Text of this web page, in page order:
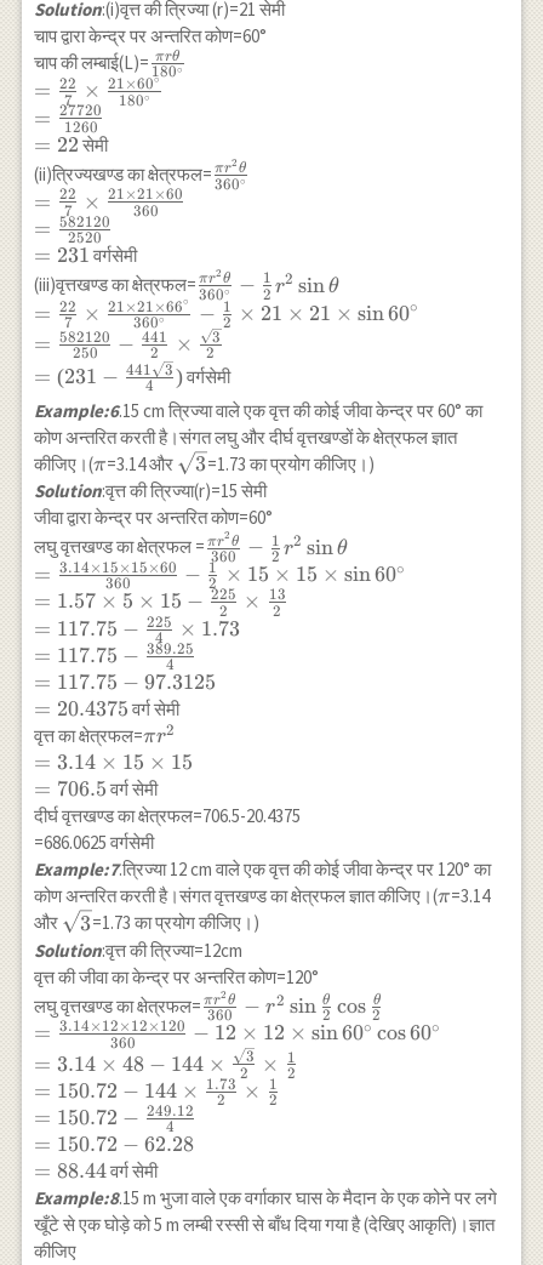
\times 100}
{4}-50 \\
Solution:(i)वृत्त की त्रिज्या (r)=21 सेमी
चाप द्वारा केन्द्र पर अन्तरित कोण=60°
चाप की लम्बाई(L)=\frac{\pi r
\theta}
{7} \times
\frac{21
\times
{180^{\circ}}
\\
=\frac{27720}
{1260} \\ =22
180∘
πrθ
= 7
22 × 180∘
21 ×60∘
= 1260
27720
= 22 सेमी
(ii)त्रिज्यखण्ड का क्षेत्रफल=\frac{\pi r^2
\theta}
\frac{22}{7}
\times
\frac{21
\times 21
\times 60}
{360} \\ =
\frac{582120}
{2520} \\ =
231
360∘
πr2 θ
= 7
22 × 360
21 ×21 ×60
= 2520
582120
= 231 वर्गसेमी
(iii)वृत्तखण्ड का क्षेत्रफल=\frac{\pi r^2
\theta}
{360^{\circ}}-
\frac{1}{2} r^2
\sin \theta \\
= \frac{22}{7}
\times \frac{21
\times 21
\times
66^{\circ}}
{360^{\circ}}-
\frac{1}{2}
\times 21
\times 21
\times \sin
\frac{582120}
{2} \\ =
\frac{441
\sqrt{3}}
{4}\right)
360∘
πr2 θ − 2
1 r2 sinθ
= 7
22 × 360∘
21 ×21 ×66∘ − 2
1 × 21 × 21 × sin60∘
= 250
582120 − 2
441 × 2
3
= (231 − 4
441 3 )वर्गसेमी
Example:6.15 cm त्रिज्या वाले एक वृत्त की कोई जीवा केन्द्र पर 60° का
कोण अन्तरित करती है।संगत लघु और दीर्घ वृत्तखण्डों के क्षेत्रफल ज्ञात
कीजिए।(\pi
π=3.14 और \sqrt{3}
3=1.73 का प्रयोग कीजिए।)
Solution:वृत्त की त्रिज्या(r)=15 सेमी
जीवा द्वारा केन्द्र पर अन्तरित कोण=60°
लघु वृत्तखण्ड का क्षेत्रफल =\frac{\pi r^2
\theta}
{360}-
\frac{1}{2}
\theta \\
=\frac{3.14
\frac{1}{2}
\times 15
\times \sin
60^{\circ} \\
=1.57 \times
5 \times 15-
\frac{225}
{2} \times
\frac{13}{2}
\\ =117.75-
\frac{225}
=117.75-
\frac{389.25}
{4} \\
360
πr2 θ − 2
1 r2 sinθ
= 360
3.14 × 15 × 15 ×60 − 2
1 × 15 × 15 × sin60∘
= 1.57 × 5 × 15 − 2
225 × 2
13
= 117.75 − 4
225 × 1.73
= 117.75 − 4
389.25
= 117.75 − 97.3125
= 20.4375 वर्ग सेमी
वृत्त का क्षेत्रफल=\pi r^2
\\
=3.14
\times
15
\times
15 \\
=706.5
πr2
= 3.14 × 15 × 15
= 706.5 वर्ग सेमी
दीर्घ वृत्तखण्ड का क्षेत्रफल=706.5-20.4375
=686.0625 वर्गसेमी
Example:7.त्रिज्या 12 cm वाले एक वृत्त की कोई जीवा केन्द्र पर 120° का
कोण अन्तरित करती है।संगत वृत्तखण्ड का क्षेत्रफल ज्ञात कीजिए।(\pi
π=3.14
और \sqrt{3}
3=1.73 का प्रयोग कीजिए।)
Solution:वृत्त की त्रिज्या=12cm
वृत्त की जीवा का केन्द्र पर अन्तरित कोण=120°
लघु वृत्तखण्ड का क्षेत्रफल=\frac{\pi r^2
\theta}{360}-
r^2 \sin
\frac{\theta}
{2} \cos
=\frac{3.14
\times 12
\times 12
360
πr2 θ − r2 sin 2
θ cos 2
θ
= 360
3.14 × 12 × 12 × 120 − 12 × 12 × sin60∘ cos60∘
= 3.14 × 48 − 144 × 2
3 × 2
1
= 150.72 − 144 × 2
1.73 × 2
1
= 150.72 − 4
249.12
= 150.72 − 62.28
= 88.44वर्ग सेमी
Example:8.15 m भुजा वाले एक वर्गाकार घास के मैदान के एक कोने पर लगे
खूँटे से एक घोड़े को 5 m लम्बी रस्सी से बाँध दिया गया है (देखिए आकृति)।ज्ञात
कीजिए